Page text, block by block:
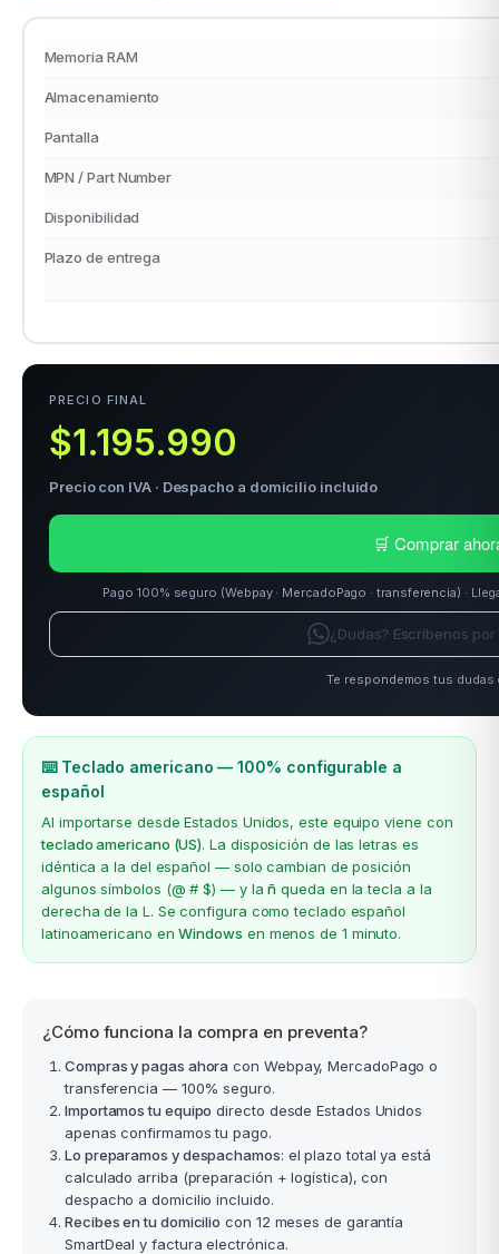
Memoria RAM
Almacenamiento
Pantalla
MPN / Part Number
Disponibilidad
Plazo de entrega
PRECIO FINAL
$1.195.990
Precio con IVA · Despacho a domicilio incluido
🛒 Comprar
Pago 100% seguro (Webpay · MercadoPago · transferencia) ·
¿Dudas? Escríbenos
Te respondemos tus dudas
⌨️ Teclado americano — 100% configurable a
español
Al importarse desde Estados Unidos, este equipo viene con
teclado americano (US). La disposición de las letras es
idéntica a la del español — solo cambian de posición
algunos símbolos (@ # $) — y lañ queda en la tecla a la
derecha de la L. Se configura como teclado español
latinoamericano enWindows en menos de 1 minuto.
¿Cómo funciona la compra en preventa?
Compras y pagas ahora con Webpay, MercadoPago o
transferencia — 100% seguro.
Importamos tu equipo directo desde Estados Unidos
apenas confirmamos tu pago.
Lo preparamos y despachamos: el plazo total ya está
calculado arriba (preparación + logística), con
despacho a domicilio incluido.
Recibes en tu domicilio con 12 meses de garantía
SmartDeal y factura electrónica.